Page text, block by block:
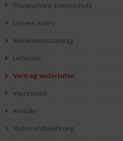
Privatsphäre, Datenschutz
Unsere AGB's
Reklamationsantrag
Lieferzeit
Vertrag widerrufen
Impressum
Kontakt
Widerrufsbelehrung